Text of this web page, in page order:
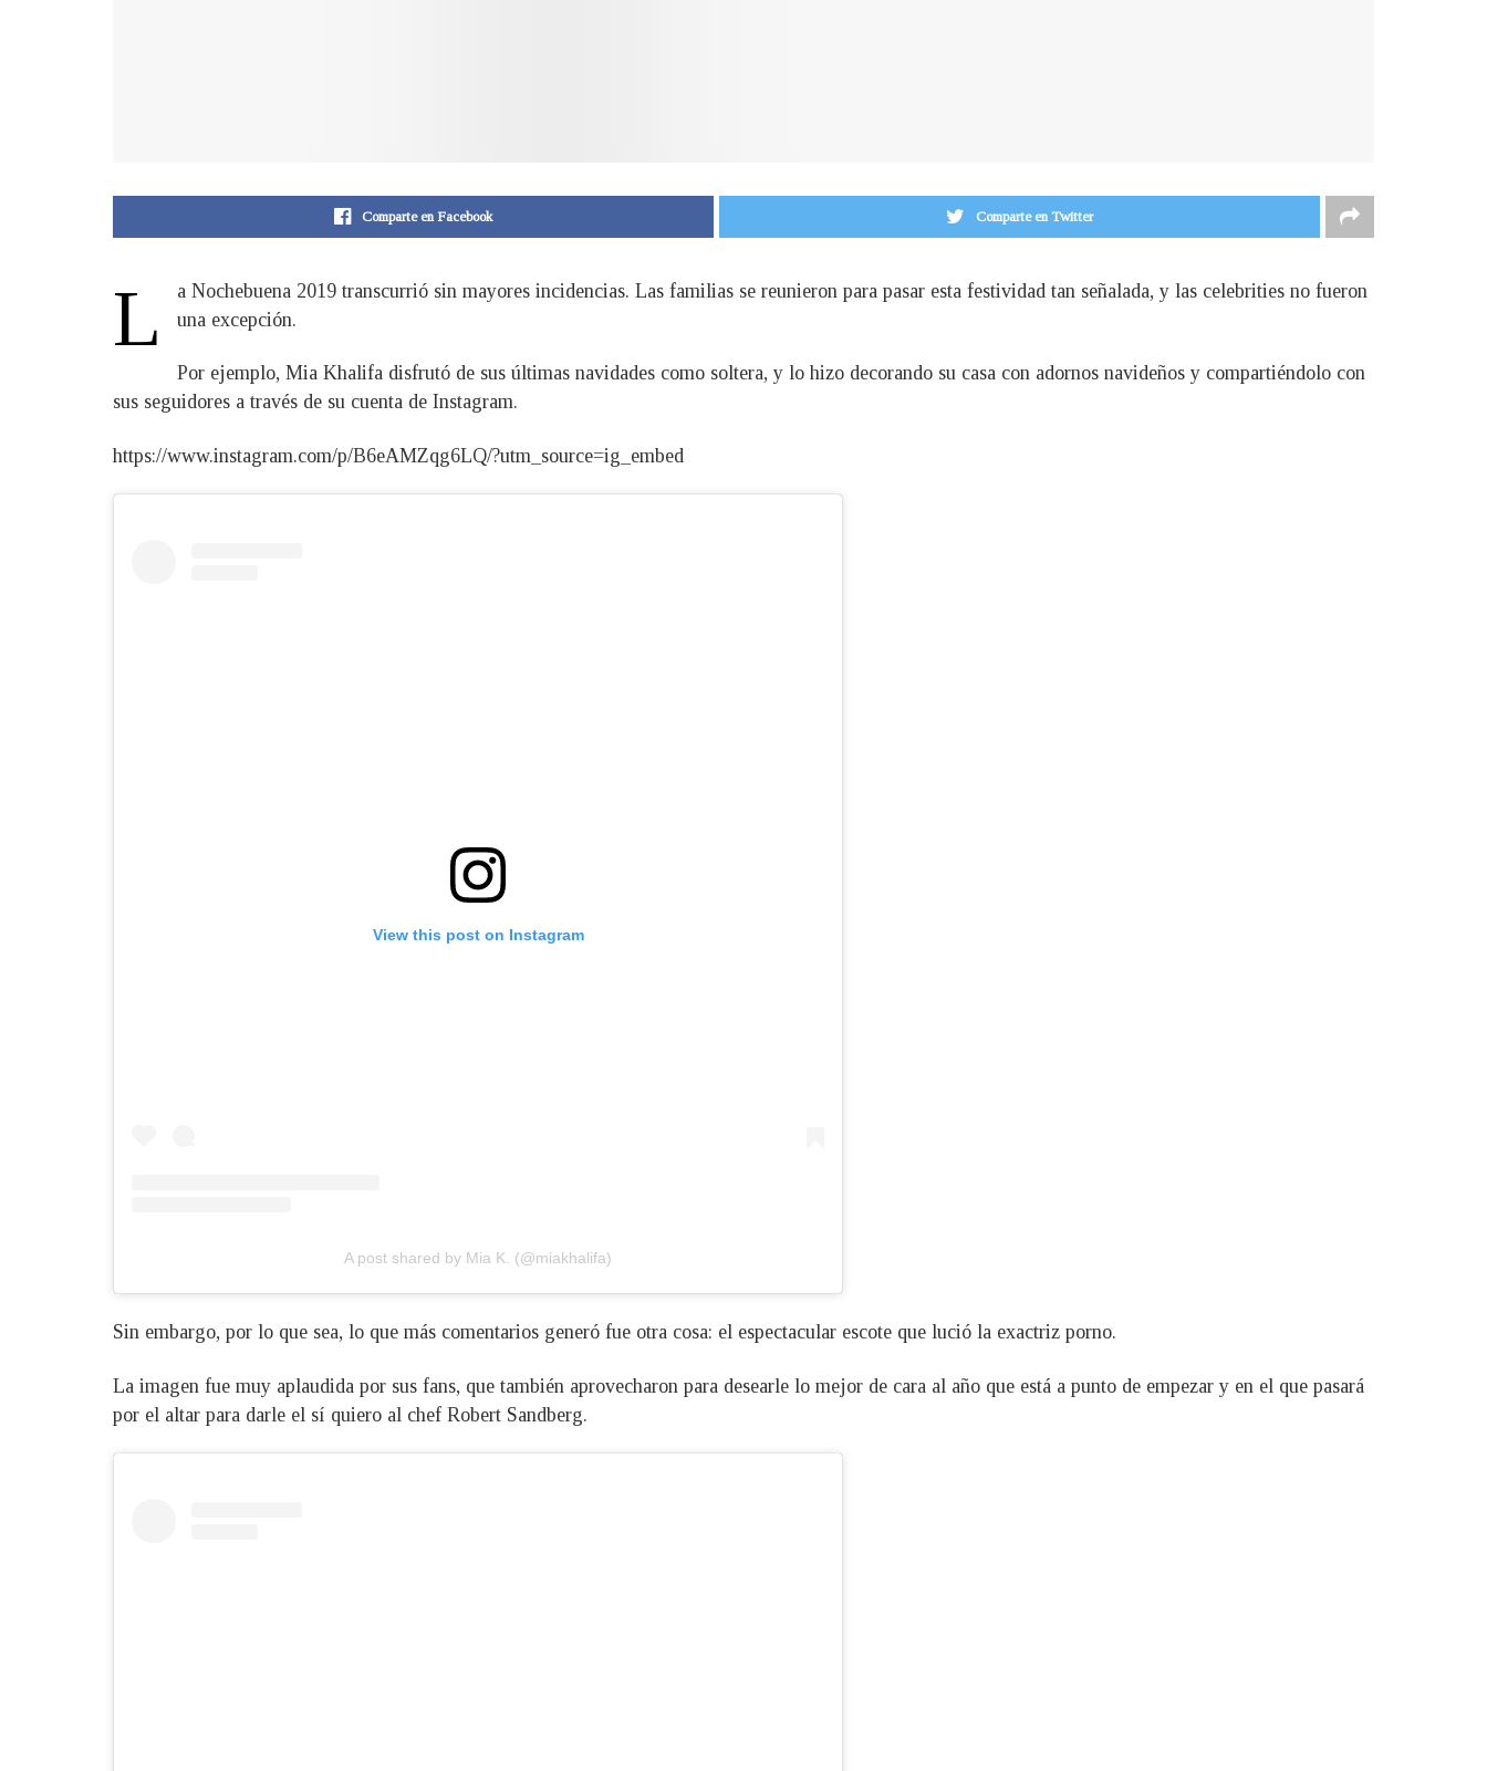
Comparte en Facebook Comparte en Twitter
L
a Nochebuena 2019 transcurrió sin mayores incidencias. Las familias se reunieron para pasar esta festividad tan señalada, y las celebrities no fueron
una excepción.
Por ejemplo, Mia Khalifa disfrutó de sus últimas navidades como soltera, y lo hizo decorando su casa con adornos navideños y compartiéndolo con
sus seguidores a través de su cuenta de Instagram.
https://www.instagram.com/p/B6eAMZqg6LQ/?utm_source=ig_embed
View this post on Instagram
A post shared by Mia K. (@miakhalifa)
Sin embargo, por lo que sea, lo que más comentarios generó fue otra cosa: el espectacular escote que lució la exactriz porno.
La imagen fue muy aplaudida por sus fans, que también aprovecharon para desearle lo mejor de cara al año que está a punto de empezar y en el que pasará
por el altar para darle el sí quiero al chef Robert Sandberg.